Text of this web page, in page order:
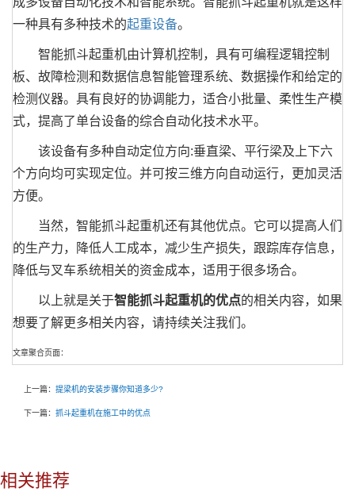
一种具有多种技术的起重设备。
智能抓斗起重机由计算机控制，具有可编程逻辑控制
板、故障检测和数据信息智能管理系统、数据操作和给定的
检测仪器。具有良好的协调能力，适合小批量、柔性生产模
式，提高了单台设备的综合自动化技术水平。
该设备有多种自动定位方向:垂直梁、平行梁及上下六
个方向均可实现定位。并可按三维方向自动运行，更加灵活
方便。
当然，智能抓斗起重机还有其他优点。它可以提高人们
的生产力，降低人工成本，减少生产损失，跟踪库存信息，
降低与叉车系统相关的资金成本，适用于很多场合。
以上就是关于智能抓斗起重机的优点的相关内容，如果
想要了解更多相关内容，请持续关注我们。
文章聚合页面：
上一篇： 提梁机的安装步骤你知道多少?
下一篇： 抓斗起重机在施工中的优点
相关推荐